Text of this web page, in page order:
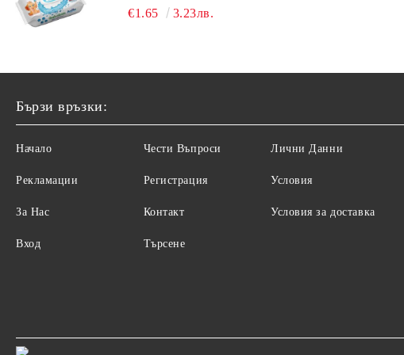
ВОДА 64БР.
€1.65 3.23лв.
Бързи връзки:
Начало
Рекламации
За Нас
Вход
Чести Въпроси
Регистрация
Контакт
Търсене
Лични Данни
Условия
Условия за доставка